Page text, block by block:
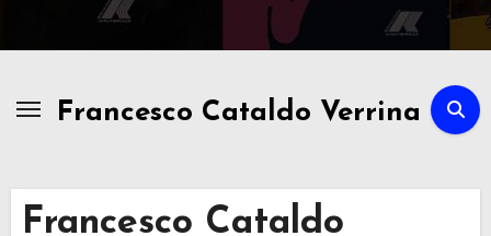
Francesco Cataldo Verrina
Francesco Cataldo